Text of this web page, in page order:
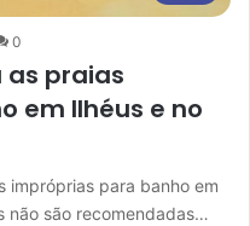
0
as praias
em Ilhéus e no
impróprias para banho em
não são recomendadas…